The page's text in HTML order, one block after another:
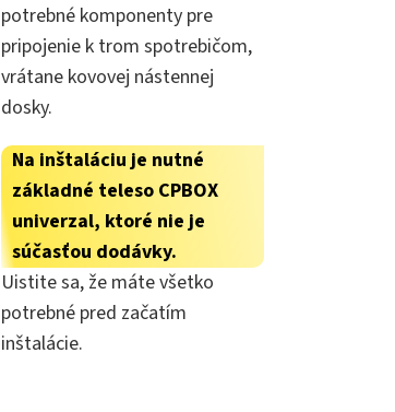
potrebné komponenty pre
pripojenie k trom spotrebičom,
vrátane kovovej nástennej
dosky.
Na inštaláciu je nutné
základné teleso CPBOX
univerzal, ktoré nie je
súčasťou dodávky.
Uistite sa, že máte všetko
potrebné pred začatím
inštalácie.